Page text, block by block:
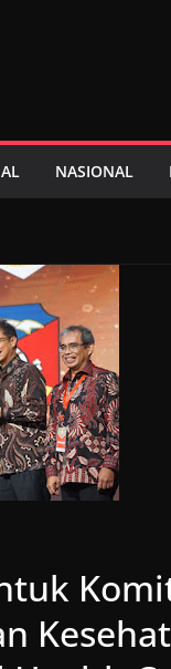
NASIONAL